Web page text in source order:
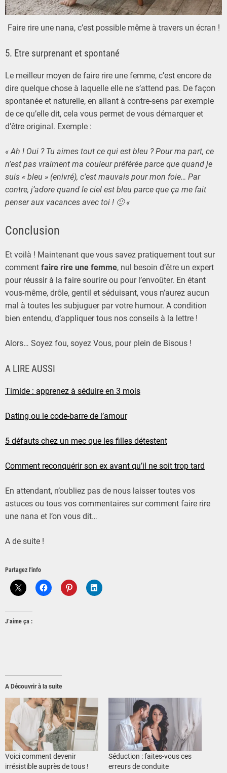
Faire rire une nana, c’est possible même à travers un écran !
5. Etre surprenant et spontané
Le meilleur moyen de faire rire une femme, c’est encore de
dire quelque chose à laquelle elle ne s’attend pas. De façon
spontanée et naturelle, en allant à contre-sens par exemple
de ce qu’elle dit, cela vous permet de vous démarquer et
d’être original. Exemple :
« Ah ! Oui ? Tu aimes tout ce qui est bleu ? Pour ma part, ce
n’est pas vraiment ma couleur préférée parce que quand je
suis « bleu » (enivré), c’est mauvais pour mon foie… Par
contre, j’adore quand le ciel est bleu parce que ça me fait
penser aux vacances avec toi ! 🙂 «
Conclusion
Et voilà ! Maintenant que vous savez pratiquement tout sur
comment faire rire une femme, nul besoin d’être un expert
pour réussir à la faire sourire ou pour l’envoûter. En étant
vous-même, drôle, gentil et séduisant, vous n’aurez aucun
mal à toutes les subjuguer par votre humour. A condition
bien entendu, d’appliquer tous nos conseils à la lettre !
Alors… Soyez fou, soyez Vous, pour plein de Bisous !
A LIRE AUSSI
Timide : apprenez à séduire en 3 mois
Dating ou le code-barre de l’amour
5 défauts chez un mec que les filles détestent
Comment reconquérir son ex avant qu’il ne soit trop tard
En attendant, n’oubliez pas de nous laisser toutes vos
astuces ou tous vos commentaires sur comment faire rire
une nana et l’on vous dit…
A de suite !
Partagez l'info
J’aime ça :
A Découvrir à la suite
Voici comment devenir
irrésistible auprès de tous !
Séduction : faites-vous ces
erreurs de conduite